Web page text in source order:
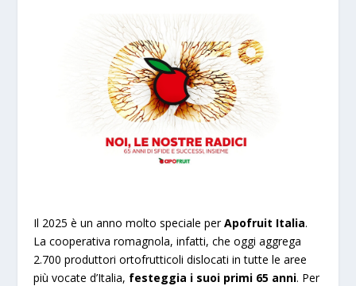
Il 2025 è un anno molto speciale perApofruit Italia.
La cooperativa romagnola, infatti, che oggi aggrega
2.700 produttori ortofrutticoli dislocati in tutte le aree
più vocate d’Italia, festeggia i suoi primi 65 anni. Per